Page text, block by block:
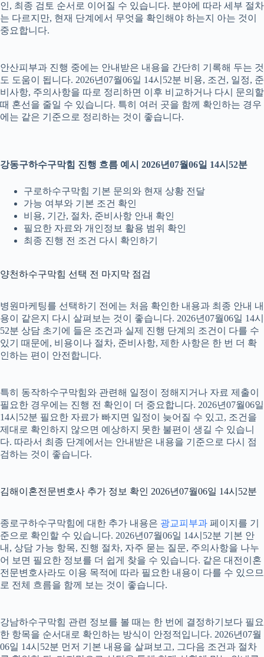
인, 최종 검토 순서로 이어질 수 있습니다. 분야에 따라 세부 절차
는 다르지만, 현재 단계에서 무엇을 확인해야 하는지 아는 것이
중요합니다.
안산피부과 진행 중에는 안내받은 내용을 간단히 기록해 두는 것
도 도움이 됩니다. 2026년07월06일 14시52분 비용, 조건, 일정, 준
비사항, 주의사항을 따로 정리하면 이후 비교하거나 다시 문의할
때 혼선을 줄일 수 있습니다. 특히 여러 곳을 함께 확인하는 경우
에는 같은 기준으로 정리하는 것이 좋습니다.
강동구하수구막힘 진행 흐름 예시 2026년07월06일 14시52분
구로하수구막힘 기본 문의와 현재 상황 전달
가능 여부와 기본 조건 확인
비용, 기간, 절차, 준비사항 안내 확인
필요한 자료와 개인정보 활용 범위 확인
최종 진행 전 조건 다시 확인하기
양천하수구막힘 선택 전 마지막 점검
병원마케팅를 선택하기 전에는 처음 확인한 내용과 최종 안내 내
용이 같은지 다시 살펴보는 것이 좋습니다. 2026년07월06일 14시
52분 상담 초기에 들은 조건과 실제 진행 단계의 조건이 다를 수
있기 때문에, 비용이나 절차, 준비사항, 제한 사항은 한 번 더 확
인하는 편이 안전합니다.
특히 동작하수구막힘와 관련해 일정이 정해지거나 자료 제출이
필요한 경우에는 진행 전 확인이 더 중요합니다. 2026년07월06일
14시52분 필요한 자료가 빠지면 일정이 늦어질 수 있고, 조건을
제대로 확인하지 않으면 예상하지 못한 불편이 생길 수 있습니
다. 따라서 최종 단계에서는 안내받은 내용을 기준으로 다시 점
검하는 것이 좋습니다.
김해이혼전문변호사 추가 정보 확인 2026년07월06일 14시52분
종로구하수구막힘에 대한 추가 내용은 광교피부과 페이지를 기
준으로 확인할 수 있습니다. 2026년07월06일 14시52분 기본 안
내, 상담 가능 항목, 진행 절차, 자주 묻는 질문, 주의사항을 나누
어 보면 필요한 정보를 더 쉽게 찾을 수 있습니다. 같은 대전이혼
전문변호사라도 이용 목적에 따라 필요한 내용이 다를 수 있으므
로 전체 흐름을 함께 보는 것이 좋습니다.
강남하수구막힘 관련 정보를 볼 때는 한 번에 결정하기보다 필요
한 항목을 순서대로 확인하는 방식이 안정적입니다. 2026년07월
06일 14시52분 먼저 기본 내용을 살펴보고, 그다음 조건과 절차